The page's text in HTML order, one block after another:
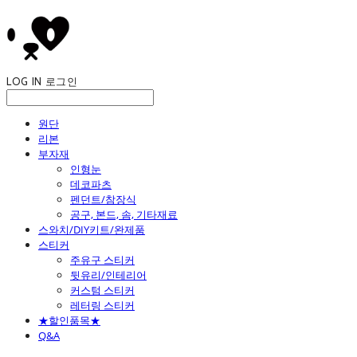
LOG IN 로그인
원단
리본
부자재
인형눈
데코파츠
펜던트/참장식
공구, 본드, 솜, 기타재료
스와치/DIY키트/완제품
스티커
주유구 스티커
뒷유리/인테리어
커스텀 스티커
레터링 스티커
★할인품목★
Q&A